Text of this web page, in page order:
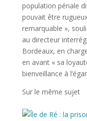
population pénale
pouvait être
remarquable »,
au directeur
Bordeaux, en
en avant « sa
bienveillance à
Sur le même sujet